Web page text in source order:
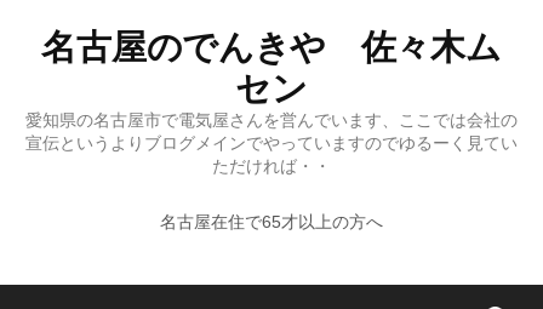
プ
名古屋のでんきや 佐々木ム
セン
愛知県の名古屋市で電気屋さんを営んでいます、ここでは会社の
宣伝というよりブログメインでやっていますのでゆるーく見てい
ただければ・・
名古屋在住で65才以上の方へ